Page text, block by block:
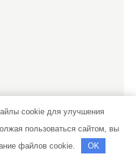
cookie для улучшения
пользоваться сайтом, вы
файлов cookie.
OK